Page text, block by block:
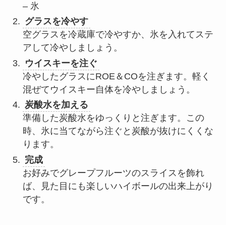
– 氷
グラスを冷やす
空グラスを冷蔵庫で冷やすか、氷を入れてステ
アして冷やしましょう。
ウイスキーを注ぐ
冷やしたグラスにROE＆COを注ぎます。軽く
混ぜてウイスキー自体を冷やしましょう。
炭酸水を加える
準備した炭酸水をゆっくりと注ぎます。この
時、氷に当てながら注ぐと炭酸が抜けにくくな
ります。
完成
お好みでグレープフルーツのスライスを飾れ
ば、見た目にも楽しいハイボールの出来上がり
です。